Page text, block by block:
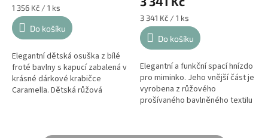
5,0
z
5
hvězdiček.
Měrná
cena:
1 356 Kč / 1 ks
Do košíku
Elegantní dětská osuška z bílé
froté bavlny s kapucí zabalená v
krásné dárkové krabičce
Caramella. Dětská růžová
Měrná
cena:
3 341 Kč / 1 ks
Do košíku
Elegantní a funkční spací hnízdo
pro miminko. Jeho vnější část je
vyrobena z růžového
prošívaného bavlněného textilu
vyrobena...